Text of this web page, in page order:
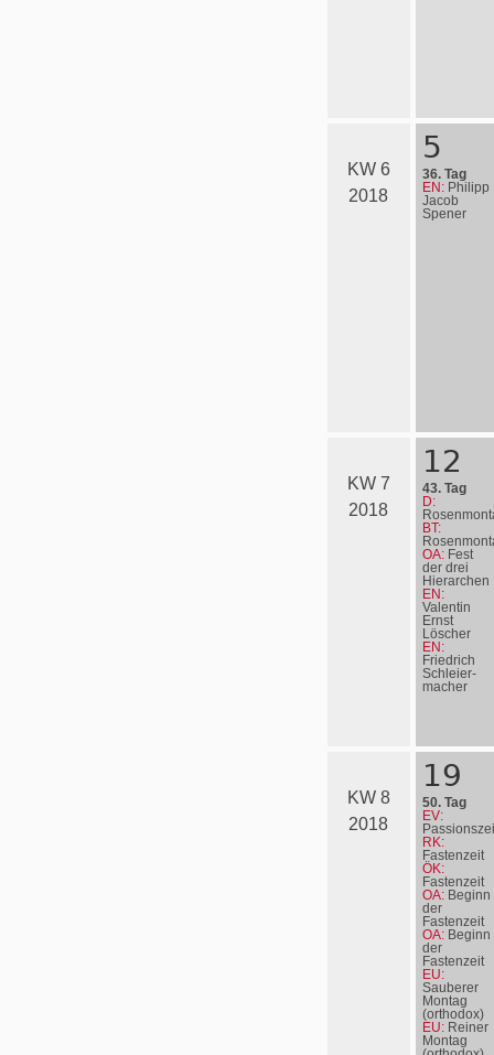
KW 6
2018
5
36. Tag
EN: Philipp
Jacob
Spener
KW 7
2018
12
43. Tag
D:
BT:
OA: Fest
der drei
Hierarchen
EN:
Valentin
Ernst
Löscher
EN:
Friedrich
Schleier­
ma­cher
KW 8
2018
19
50. Tag
EV:
RK:
Fastenzeit
ÖK:
Fastenzeit
OA: Beginn
der
Fastenzeit
OA: Beginn
der
Fastenzeit
EU:
Sauberer
Montag
(orthodox)
EU: Reiner
Montag